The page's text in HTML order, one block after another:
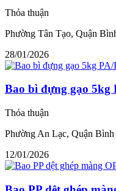
Thỏa thuận
Phường Tân Tạo, Quận
28/01/2026
Bao bì đựng gạo 5kg
Thỏa thuận
Phường An Lạc, Quận
12/01/2026